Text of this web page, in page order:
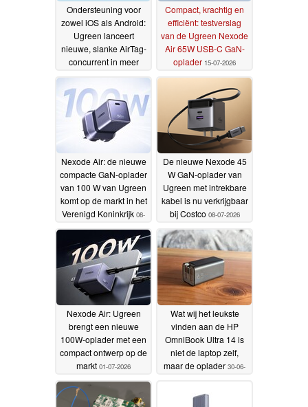
Ondersteuning voor
zowel iOS als Android:
Ugreen lanceert
nieuwe, slanke AirTag-
concurrent in meer
Compact, krachtig en
efficiënt: testverslag
van de Ugreen Nexode
Air 65W USB-C GaN-
oplader 15-07-2026
Nexode Air: de nieuwe
compacte GaN-oplader
van 100 W van Ugreen
komt op de markt in het
Verenigd Koninkrijk 08-
07-2026
De nieuwe Nexode 45
W GaN-oplader van
Ugreen met intrekbare
kabel is nu verkrijgbaar
bij Costco 08-07-2026
Nexode Air: Ugreen
brengt een nieuwe
100W-oplader met een
compact ontwerp op de
markt 01-07-2026
Wat wij het leukste
vinden aan de HP
OmniBook Ultra 14 is
niet de laptop zelf,
maar de oplader 30-06-